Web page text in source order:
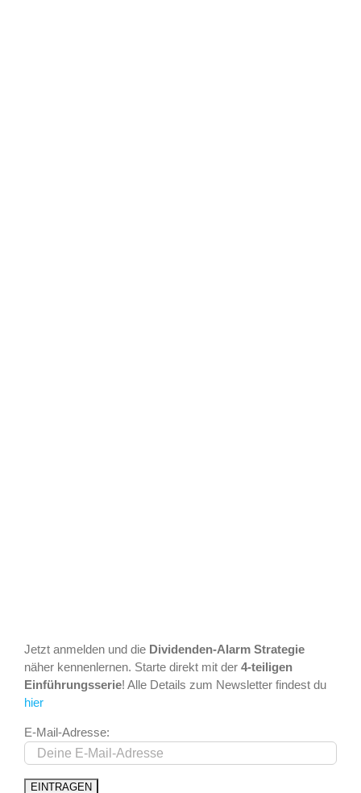
Jetzt anmelden und die Dividenden-Alarm Strategie
näher kennenlernen. Starte direkt mit der 4-teiligen
Einführungsserie! Alle Details zum Newsletter findest du
hier
E-Mail-Adresse: